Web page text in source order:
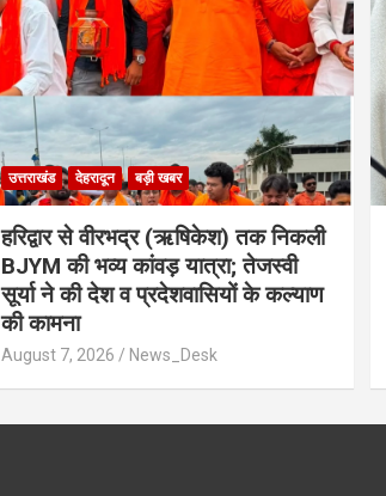
उत्तराखंड देहरादून बड़ी खबर
​हरिद्वार से वीरभद्र (ऋषिकेश) तक निकली
BJYM की भव्य कांवड़ यात्रा; तेजस्वी
सूर्या ने की देश व प्रदेशवासियों के कल्याण
की कामना
August 7, 2026 News_Desk